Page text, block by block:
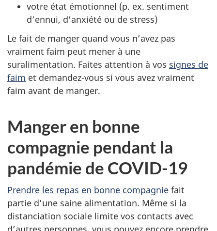
votre état émotionnel (p. ex. sentiment
d’ennui, d’anxiété ou de stress)
Le fait de manger quand vous n’avez pas
vraiment faim peut mener à une
suralimentation. Faites attention à vos signes de
faim et demandez-vous si vous avez vraiment
faim avant de manger.
Manger en bonne
compagnie pendant la
pandémie de COVID-19
Prendre les repas en bonne compagnie fait
partie d’une saine alimentation. Même si la
distanciation sociale limite vos contacts avec